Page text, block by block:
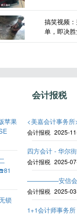
搞笑视频
单，即决
苹果
锁
会计报税
<美嘉会计事务
会计报税 2025-
四方会计 - 华尔
会计报税 2025-
—————安信会
会计报税 2025-
1+1会计师事务